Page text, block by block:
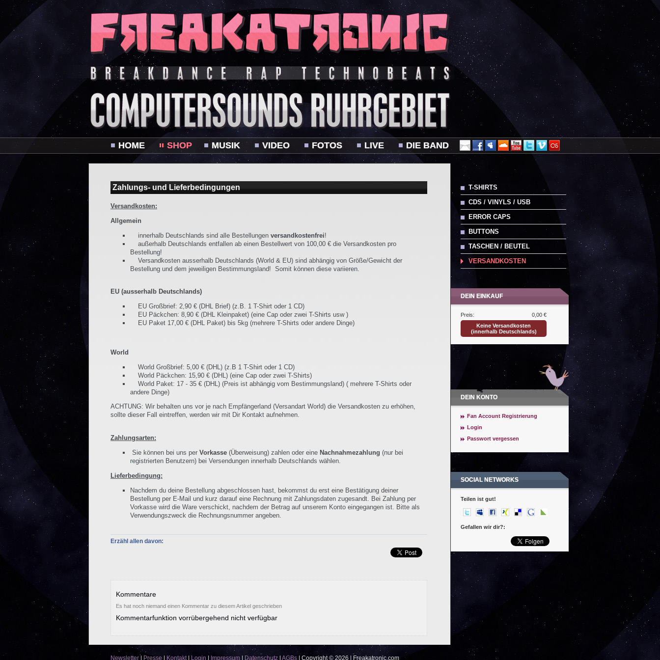
HOME SHOP MUSIK VIDEO FOTOS LIVE DIE BAND
Zahlungs- und Lieferbedingungen
Versandkosten:
Allgemein
innerhalb Deutschlands sind alle Bestellungen versandkostenfrei!
außerhalb Deutschlands entfallen ab einen Bestellwert von 100,00 € die Versandkosten pro
Bestellung!
Versandkosten ausserhalb Deutschlands (World & EU) sind abhängig von Größe/Gewicht der
Bestellung und dem jeweiligen Bestimmungsland! Somit können diese variieren.
EU (ausserhalb Deutschlands)
EU Großbrief: 2,90 € (DHL Brief) (z.B. 1 T-Shirt oder 1 CD)
EU Päckchen: 8,90 € (DHL Kleinpaket) (eine Cap oder zwei T-Shirts usw )
EU Paket 17,00 € (DHL Paket) bis 5kg (mehrere T-Shirts oder andere Dinge)
World
World Großbrief: 5,00 € (DHL) (z.B 1 T-Shirt oder 1 CD)
World Päckchen: 15,90 € (DHL) (eine Cap oder zwei T-Shirts)
World Paket: 17 - 35 € (DHL) (Preis ist abhängig vom Bestimmungsland) ( mehrere T-Shirts oder
andere Dinge)
ACHTUNG: Wir behalten uns vor je nach Empfängerland (Versandart World) die Versandkosten zu erhöhen,
sollte dieser Fall eintreffen, werden wir mit Dir Kontakt aufnehmen.
Zahlungsarten:
Sie können bei uns per Vorkasse (Überweisung) zahlen oder eine Nachnahmezahlung (nur bei
registrierten Benutzern) bei Versendungen innerhalb Deutschlands wählen.
Lieferbedingung:
Nachdem du deine Bestellung abgeschlossen hast, bekommst du erst eine Bestätigung deiner
Bestellung per E-Mail und kurz darauf eine Rechnung mit Zahlungsdaten zugesandt. Bei Zahlung per
Vorkasse wird die Ware verschickt, nachdem der Betrag auf unserem Konto eingegangen ist. Bitte als
Verwendungszweck die Rechnungsnummer angeben.
Erzähl allen davon:
Kommentare
Es hat noch niemand einen Kommentar zu diesem Artikel geschrieben
Kommentarfunktion vorrübergehend nicht verfügbar
T-SHIRTS
CDS / VINYLS / USB
ERROR CAPS
BUTTONS
TASCHEN / BEUTEL
VERSANDKOSTEN
DEIN EINKAUF
Preis:
0,00 €
Keine Versandkosten
(innerhalb Deutschlands)
DEIN KONTO
Fan Account Registrierung
Login
Passwort vergessen
SOCIAL NETWORKS
Teilen ist gut!
Gefallen wir dir?:
Newsletter Presse Kontakt| Login | Impressum | Datenschutz | AGBs Copyright © 2026 | Freakatronic.com